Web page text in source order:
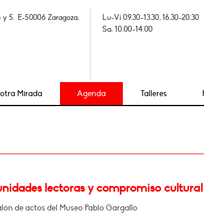
y 5. E-50006 Zaragoza,
Lu-Vi 09.30-13.30, 16.30-20.30
Sa: 10.00-14.00
Mirada Agenda Talleres
lectoras y compromiso cultural
de actos del Museo Pablo Gargallo